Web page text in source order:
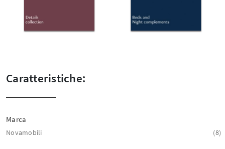
Caratteristiche:
Marca
Novamobili 8